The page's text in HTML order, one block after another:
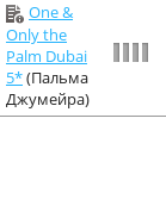
One &
Only the
Palm Dubai
5*(Пальма
Джумейра)